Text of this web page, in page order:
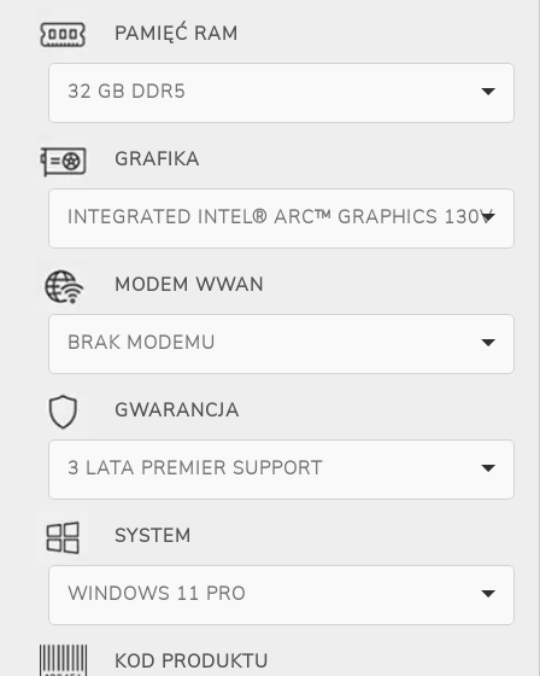
PAMIĘĆ RAM
32 GB DDR5
GRAFIKA
INTEGRATED INTEL® ARC™ GRAPHICS 130V
MODEM WWAN
BRAK MODEMU
GWARANCJA
3 LATA PREMIER SUPPORT
SYSTEM
WINDOWS 11 PRO
KOD PRODUKTU